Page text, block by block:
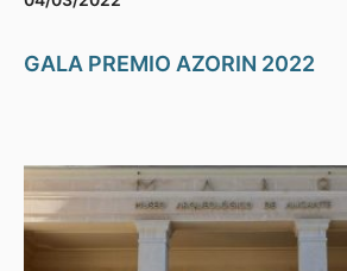
GALA PREMIO AZORIN 2022